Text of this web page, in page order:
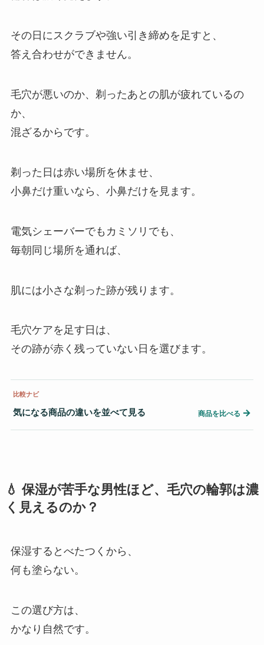
その日にスクラブや強い引き締めを足すと、
答え合わせができません。
毛穴が悪いのか、剃ったあとの肌が疲れているの
か、
混ざるからです。
剃った日は赤い場所を休ませ、
小鼻だけ重いなら、小鼻だけを見ます。
電気シェーバーでもカミソリでも、
毎朝同じ場所を通れば、
肌には小さな剃った跡が残ります。
毛穴ケアを足す日は、
その跡が赤く残っていない日を選びます。
比較ナビ
気になる商品の違いを並べて見る 商品を比べる →
💧 保湿が苦手な男性ほど、毛穴の輪郭は濃
く見えるのか？
保湿するとべたつくから、
何も塗らない。
この選び方は、
かなり自然です。